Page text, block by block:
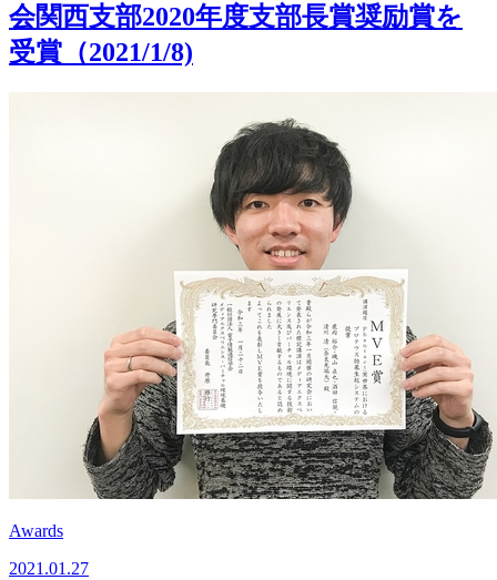
会関西支部2020年度支部長賞奨励賞を
受賞（2021/1/8)
Awards
2021.01.27